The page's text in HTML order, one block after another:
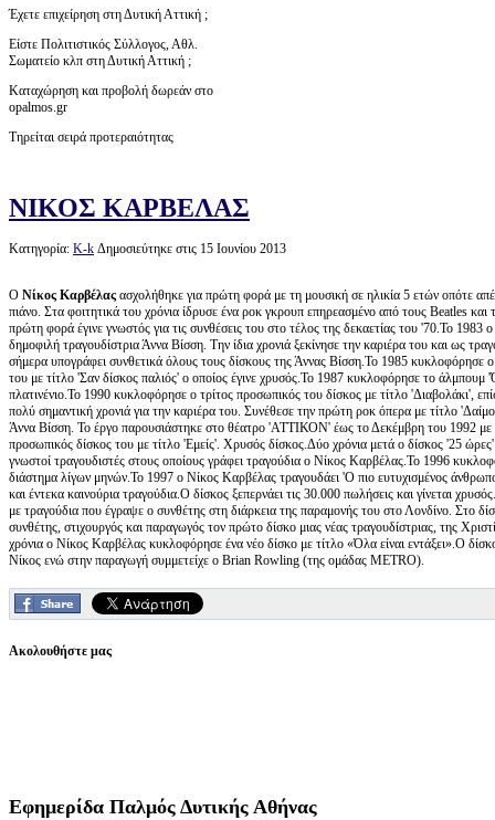
Έχετε επιχείρηση στη Δυτική Αττική ;
Είστε Πολιτιστικός Σύλλογος, Αθλ.
Σωματείο κλπ στη Δυτική Αττική ;
Καταχώρηση και προβολή δωρεάν στο
opalmos.gr
Τηρείται σειρά προτεραιότητας
ΝΙΚΟΣ ΚΑΡΒΕΛΑΣ
Κατηγορία: Κ-k Δημοσιεύτηκε στις 15 Ιουνίου 2013
Ο Νίκος Καρβέλας ασχολήθηκε για πρώτη φορά με τη μουσική σε ηλικία 5 ετών οπότε
πιάνο. Στα φοιτητικά του χρόνια ίδρυσε ένα ροκ γκρουπ επηρεασμένο από τους Beatles
πρώτη φορά έγινε γνωστός για τις συνθέσεις του στο τέλος της δεκαετίας του '70.Το 1983
δημοφιλή τραγουδίστρια Άννα Βίσση. Την ίδια χρονιά ξεκίνησε την καριέρα του και ως
σήμερα υπογράφει συνθετικά όλους τους δίσκους της Άννας Βίσση.Το 1985 κυκλοφόρησε
του με τίτλο 'Σαν δίσκος παλιός' ο οποίος έγινε χρυσός.Το 1987 κυκλοφόρησε το άλμπουμ
πλατινένιο.Το 1990 κυκλοφόρησε ο τρίτος προσωπικός του δίσκος με τίτλο 'Διαβολάκι',
πολύ σημαντική χρονιά για την καριέρα του. Συνέθεσε την πρώτη ροκ όπερα με τίτλο
Άννα Βίσση. Το έργο παρουσιάστηκε στο θέατρο 'ΑΤΤΙΚΟΝ' έως το Δεκέμβρη του 1992 με
προσωπικός δίσκος του με τίτλο 'Εμείς'. Χρυσός δίσκος.Δύο χρόνια μετά ο δίσκος '25
γνωστοί τραγουδιστές στους οποίους γράφει τραγούδια ο Νίκος Καρβέλας.Το 1996
διάστημα λίγων μηνών.Το 1997 ο Νίκος Καρβέλας τραγουδάει 'Ο πιο ευτυχισμένος
και έντεκα καινούρια τραγούδια.Ο δίσκος ξεπερνάει τις 30.000 πωλήσεις και γίνεται
με τραγούδια που έγραψε ο συνθέτης στη διάρκεια της παραμονής του στο Λονδίνο. Στο
συνθέτης, στιχουργός και παραγωγός τον πρώτο δίσκο μιας νέας τραγουδίστριας, της
χρόνια ο Νίκος Καρβέλας κυκλοφόρησε ένα νέο δίσκο με τίτλο «Όλα είναι εντάξει».Ο
Νίκος ενώ στην παραγωγή συμμετείχε ο Brian Rowling (της ομάδας METRO).
Ακολουθήστε μας
Εφημερίδα Παλμός Δυτικής Αθήνας